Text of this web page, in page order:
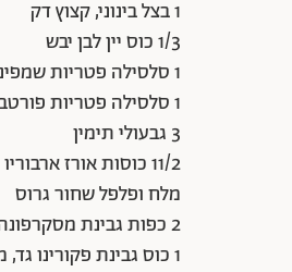
1 בצל בינוני, קצוץ דק
1/3 כוס יין לבן יבש
1 סלסילה פטריות שמפיניון, חתוכות בעובי 1/2 ס"מ
1 סלסילה פטריות פורטבלו, חתוכות בעובי 1/2 ס"מ
3 גבעולי תימין
11/2 כוסות אורז ארבוריו
מלח ופלפל שחור גרוס
2 כפות גבינת מסקרפונה גד
1 כוס גבינת פקורינו גד, מגוררת גס (להשיג במעדניות בסופר)